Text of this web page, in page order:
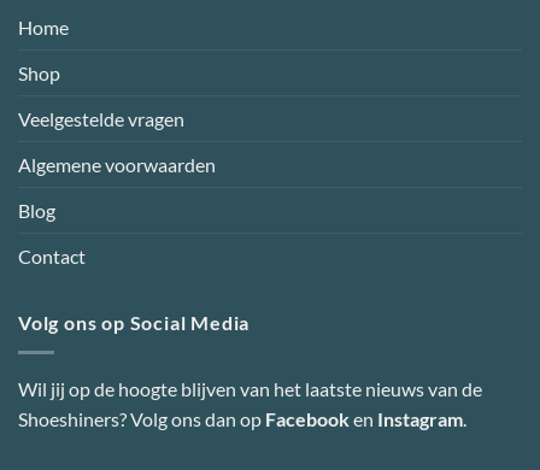
Home
Shop
Veelgestelde vragen
Algemene voorwaarden
Blog
Contact
Volg ons op Social Media
Wil jij op de hoogte blijven van het laatste nieuws van de
Shoeshiners? Volg ons dan op Facebooken Instagram.